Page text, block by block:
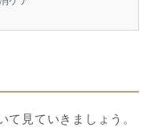
見ていきましょう。